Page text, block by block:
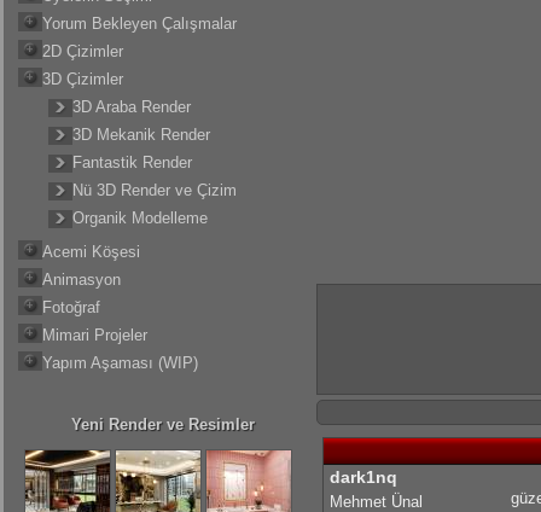
dark1nq
Mehmet Ünal
Yorum Bekleyen Çalışmalar
2D Çizimler
3D Çizimler
3D Araba Render
3D Mekanik Render
Fantastik Render
Nü 3D Render ve Çizim
Organik Modelleme
Acemi Köşesi
Animasyon
Fotoğraf
Mimari Projeler
Yapım Aşaması (WIP)
Yeni Render ve Resimler